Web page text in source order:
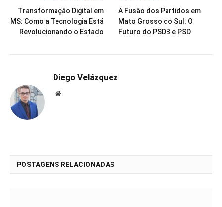
Transformação Digital em
MS: Como a Tecnologia Está
Revolucionando o Estado
A Fusão dos Partidos em
Mato Grosso do Sul: O
Futuro do PSDB e PSD
Diego Velázquez
Website
POSTAGENS RELACIONADAS